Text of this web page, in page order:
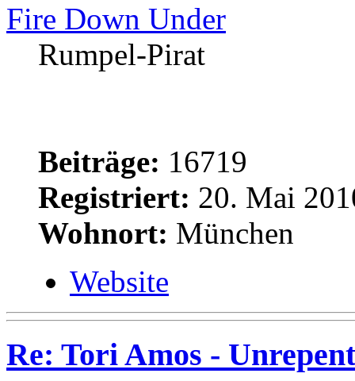
Fire Down Under
Rumpel-Pirat
Beiträge: 16719
Registriert: 20. Mai
Wohnort: München
Website
Re: Tori Amos -